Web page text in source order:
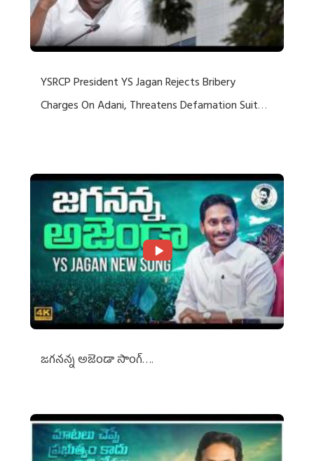
YSRCP President YS Jagan Rejects Bribery
Charges On Adani, Threatens Defamation Suit
జగనన్న అజెండా సాంగ్….